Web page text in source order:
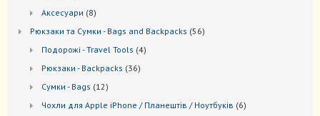
Аксесуари 88
Рюкзаки та Cумки - Bags and Backpacks 5656
Подорожі - Travel Tools 44
Рюкзаки - Backpacks 3636
Сумки - Bags 1212
Чохли для Apple iPhone / Планештів / Ноутбуків 66